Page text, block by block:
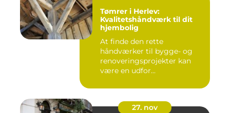
Tømrer i Herlev:
Kvalitetshåndværk til dit
hjembolig
At finde den rette
håndværker til bygge- og
renoveringsprojekter kan
være en udfor...
27. nov